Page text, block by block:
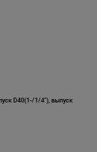
D40(1-/1/4"), выпуск